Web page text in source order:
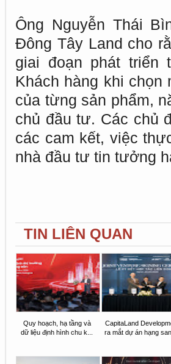
Ông Nguyễn Thái
Đông Tây Land cho
giai đoạn phát triển
Khách hàng khi chọn
của từng sản phẩm,
chủ đầu tư. Các chủ
các cam kết, việc
nhà đầu tư tin tưởng
TIN LIÊN QUAN
Quy hoạch, hạ tầng và
dữ liệu định hình chu k...
CapitaLand
ra mắt dự án hạng